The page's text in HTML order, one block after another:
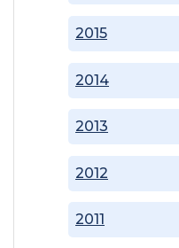
2011
2012
2013
2014
2015